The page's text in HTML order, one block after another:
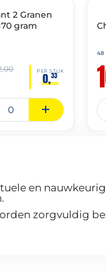
2 Granen
gram
PER STUK
0,33
48
en
zorgvuldig